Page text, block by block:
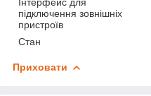
підключення зовнішніх
пристроїв
Стан
Приховати